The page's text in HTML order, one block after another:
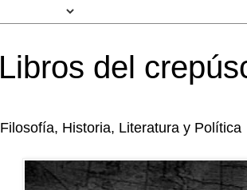
Libros del
Filosofía, Historia, Literatura y Política